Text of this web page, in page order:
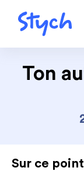
Ton
Sur ce